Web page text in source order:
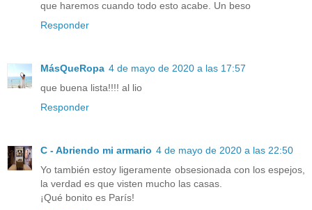
que haremos cuando todo esto acabe. Un beso
Responder
MásQueRopa 4 de mayo de 2020 a las 17:57
que buena lista!!!! al lio
Responder
C - Abriendo mi armario 4 de mayo de 2020 a las 22:50
Yo también estoy ligeramente obsesionada con los espejos,
la verdad es que visten mucho las casas.
¡Qué bonito es París!